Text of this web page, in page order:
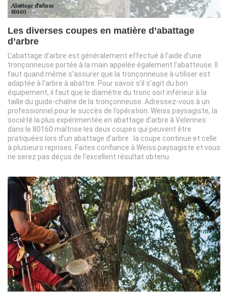
Les diverses coupes en matière d’abattage
d’arbre
L’abattage d’arbre est généralement effectué à l’aide d’une
tronçonneuse portée à la main appelée également l’abatteuse. Il
faut quand même s’assurer que la tronçonneuse à utiliser est
adaptée à l’arbre à abattre. Pour savoir s’il s’agit du bon
équipement, il faut que le diamètre du tronc soit inférieur à la
taille du guide-chaîne de la tronçonneuse. Adressez-vous à un
professionnel pour le succès de l’opération. Weiss paysagiste, la
société la plus expérimentée en abattage d’arbre à Velennes
dans le 80160 maîtrise les deux coupes qui peuvent être
pratiquées lors d’un abattage d’arbre : la coupe continue et celle
à plusieurs reprises. Faites confiance à Weiss paysagiste et vous
ne serez pas déçus de l’excellent résultat obtenu.